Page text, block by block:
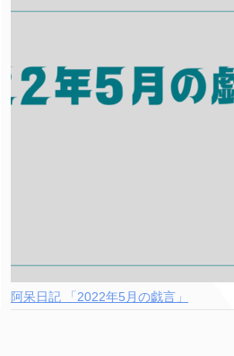
阿呆日記 「2022年5月の戯言」